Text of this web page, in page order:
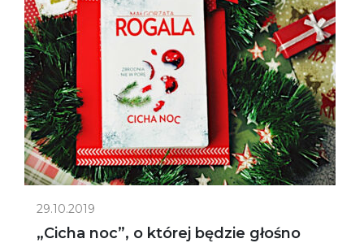
29.10.2019
„Cicha noc”, o której będzie głośno